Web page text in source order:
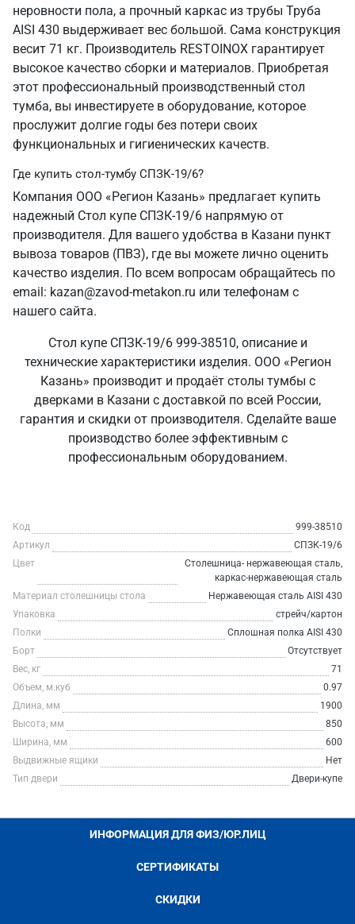
неровности пола, а прочный каркас из трубы Труба
AISI 430 выдерживает вес большой. Сама конструкция
весит 71 кг. Производитель RESTOINOX гарантирует
высокое качество сборки и материалов. Приобретая
этот профессиональный производственный стол
тумба, вы инвестируете в оборудование, которое
прослужит долгие годы без потери своих
функциональных и гигиенических качеств.
Где купить стол-тумбу СПЗК-19/6?
Компания ООО «Регион Казань» предлагает купить
надежный Стол купе СПЗК-19/6 напрямую от
производителя. Для вашего удобства в Казани пункт
вывоза товаров (ПВЗ), где вы можете лично оценить
качество изделия. По всем вопросам обращайтесь по
email: kazan@zavod-metakon.ru или телефонам с
нашего сайта.
Стол купе СПЗК-19/6 999-38510, описание и
технические характеристики изделия. ООО «Регион
Казань» производит и продаёт столы тумбы с
дверками в Казани с доставкой по всей России,
гарантия и скидки от производителя. Сделайте ваше
производство более эффективным с
профессиональным оборудованием.
Код
999-38510
Артикул
СПЗК-19/6
Цвет
Столешница- нержавеющая сталь,
каркас-нержавеющая сталь
Материал столешницы стола
Нержавеющая сталь AISI 430
Упаковка
стрейч/картон
Полки
Сплошная полка AISI 430
Борт
Отсутствует
Вес, кг
71
Объем, м.куб
0.97
Длина, мм
1900
Высота, мм
850
Ширина, мм
600
Выдвижные ящики
Нет
Тип двери
Двери-купе
ИНФОРМАЦИЯ ДЛЯ ФИЗ/ЮР.ЛИЦ
СЕРТИФИКАТЫ
СКИДКИ